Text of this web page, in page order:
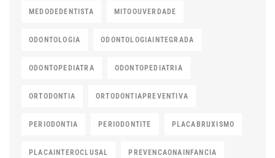
MEDODEDENTISTA MITOOUVERDADE
ODONTOLOGIA ODONTOLOGIAINTEGRADA
ODONTOPEDIATRA ODONTOPEDIATRIA
ORTODONTIA ORTODONTIAPREVENTIVA
PERIODONTIA PERIODONTITE PLACABRUXISMO
PLACAINTEROCLUSAL PREVENCAONAINFANCIA